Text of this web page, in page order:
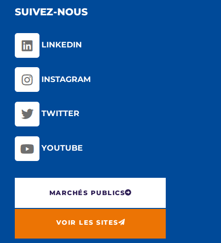
SUIVEZ-NOUS
LINKEDIN
INSTAGRAM
TWITTER
YOUTUBE
MARCHÉS PUBLICS
VOIR LES SITES